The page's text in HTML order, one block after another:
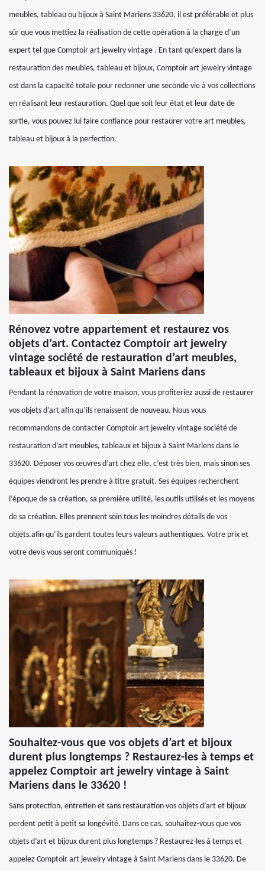
meubles, tableau ou bijoux à Saint Mariens 33620, il est préférable et plus
sûr que vous mettiez la réalisation de cette opération à la charge d’un
expert tel que Comptoir art jewelry vintage . En tant qu’expert dans la
restauration des meubles, tableau et bijoux, Comptoir art jewelry vintage
est dans la capacité totale pour redonner une seconde vie à vos collections
en réalisant leur restauration. Quel que soit leur état et leur date de
sortie, vous pouvez lui faire confiance pour restaurer votre art meubles,
tableau et bijoux à la perfection.
Rénovez votre appartement et restaurez vos
objets d’art. Contactez Comptoir art jewelry
vintage société de restauration d’art meubles,
tableaux et bijoux à Saint Mariens dans
Pendant la rénovation de votre maison, vous profiteriez aussi de restaurer
vos objets d’art afin qu’ils renaissent de nouveau. Nous vous
recommandons de contacter Comptoir art jewelry vintage société de
restauration d’art meubles, tableaux et bijoux à Saint Mariens dans le
33620. Déposer vos œuvres d’art chez elle, c’est très bien, mais sinon ses
équipes viendront les prendre à titre gratuit. Ses équipes recherchent
l’époque de sa création, sa première utilité, les outils utilisés et les moyens
de sa création. Elles prennent soin tous les moindres détails de vos
objets.afin qu’ils gardent toutes leurs valeurs authentiques. Votre prix et
votre devis vous seront communiqués !
Souhaitez-vous que vos objets d’art et bijoux
durent plus longtemps ? Restaurez-les à temps et
appelez Comptoir art jewelry vintage à Saint
Mariens dans le 33620 !
Sans protection, entretien et sans restauration vos objets d’art et bijoux
perdent petit à petit sa longévité. Dans ce cas, souhaitez-vous que vos
objets d’art et bijoux durent plus longtemps ? Restaurez-les à temps et
appelez Comptoir art jewelry vintage à Saint Mariens dans le 33620. De